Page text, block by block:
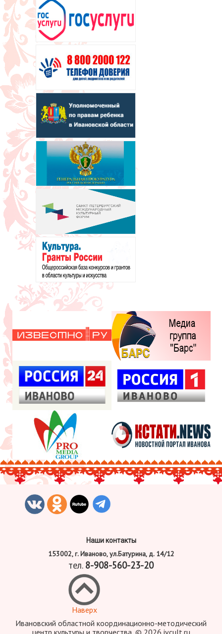
Наши контакты
153002, г. Иваново, ул.Батурина, д. 14/12
тел. 8-908-560-23-20
Наверх
Ивановский областной координационно-методический